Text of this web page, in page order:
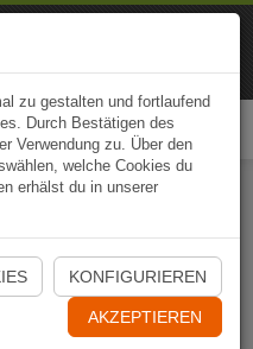
jetzt öffnen
zu gestalten und fortlaufend
Durch Bestätigen des
Verwendung zu. Über den
welche Cookies du
erhälst du in unserer
KONFIGURIEREN
AKZEPTIEREN